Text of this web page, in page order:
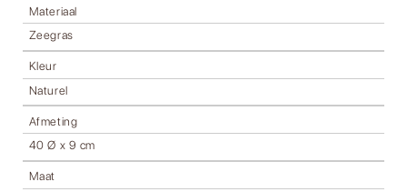
Materiaal
Zeegras
Kleur
Naturel
Afmeting
40 Ø x 9 cm
Maat